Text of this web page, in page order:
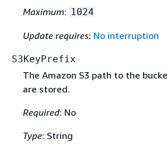
Maximum: 1024
Update requires: No interruption
S3KeyPrefix
The Amazon S3 path to the
are stored.
Required: No
Type: String